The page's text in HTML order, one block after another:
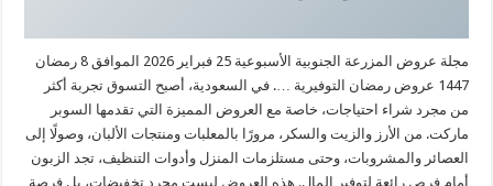
مجلة عروض المزرعة الجنوبية الأسبوعية 25 فبراير 2026 الموافق 8 رمضان
1447 عروض رمضان التوفيرية …. في السعودية، أصبح التسوق تجربة أكثر
من مجرد شراء احتياجات، خاصة مع العروض المميزة التي تقدمها السوبر
ماركت. من الأرز والزيت والسكر، مرورًا بالمعلبات ومنتجات الألبان، وصولًا إلى
العصائر والمشروبات، وحتى مستلزمات المنزل وأدوات التنظيف، تجد الزبون
أمام فرص رائعة لتوفير المال. هذه العروض ليست مجرد تخفيضات، بل فرصة